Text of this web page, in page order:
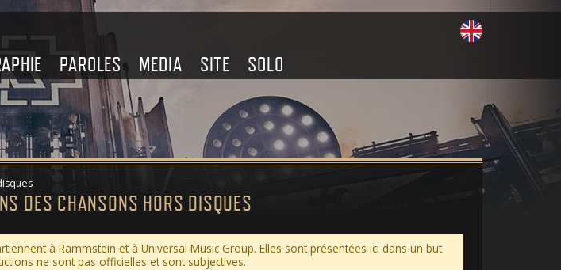
PAROLES MEDIA SITE SOLO
DES CHANSONS HORS DISQUES
à Rammstein et à Universal Music Group. Elles sont présentées ici dans un but
ne sont pas officielles et sont subjectives.